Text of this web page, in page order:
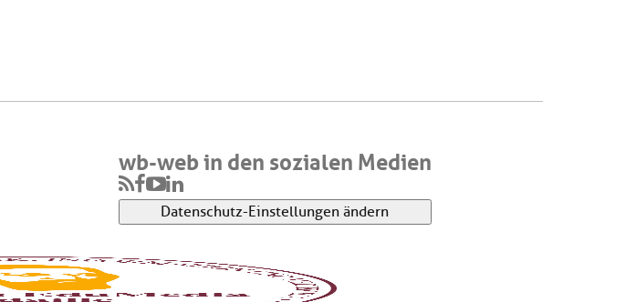
wb-web in den sozialen Medien
Datenschutz-Einstellungen ändern